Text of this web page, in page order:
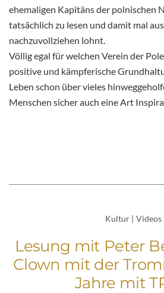
ehemaligen Kapitäns der polnischen
tatsächlich zu lesen und damit mal
nachzuvollziehen lohnt.
Völlig egal für welchen Verein der
positive und kämpferische
Leben schon über vieles
Menschen sicher auch eine Art
Kultur | Videos
Lesung mit Peter
Clown mit der
Jahre mit